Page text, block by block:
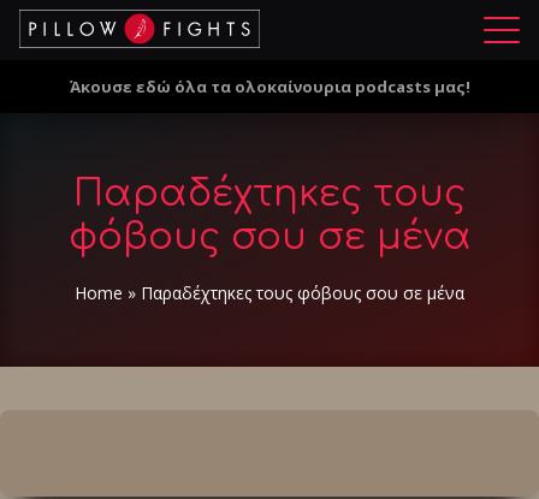
Μ
ο
Άκουσε εδώ όλα τα ολοκαίνουρια podcasts μας!
Παραδέχτηκες τους
φόβους σου σε μένα
Home » Παραδέχτηκες τους φόβους σου σε μένα